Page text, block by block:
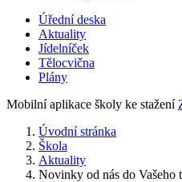
Úřední deska
Aktuality
Jídelníček
Tělocvična
Plány
Mobilní aplikace školy ke stažení
Úvodní stránka
Škola
Aktuality
Novinky od nás do Vašeho